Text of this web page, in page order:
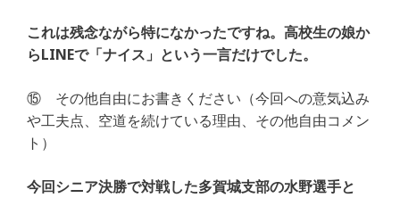
これは残念ながら特になかったですね。高校生の娘か
らLINEで「ナイス」という一言だけでした。
⑮ その他自由にお書きください（今回への意気込み
や工夫点、空道を続けている理由、その他自由コメン
ト）
今回シニア決勝で対戦した多賀城支部の水野選手と